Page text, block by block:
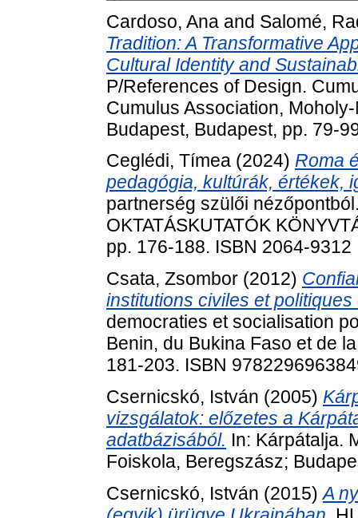
Cardoso, Ana and Salomé,
Tradition: A Transformative
Cultural Identity and
P/References of Design.
Cumulus Association,
Budapest, Budapest, pp. 79-
Ceglédi, Tímea (2024) Roma
pedagógia, kultúrák, értékek,
partnerség szülői
OKTATÁSKUTATÓK
pp. 176-188. ISBN 2064-9312
Csata, Zsombor (2012)
institutions civiles et
democraties et socialisation
Benin, du Bukina Faso et de
181-203. ISBN
Csernicskó, István (2005)
vizsgálatok: előzetes a
adatbázisából. In: Kárpátalja.
Foiskola, Beregszász;
Csernicskó, István (2015)A